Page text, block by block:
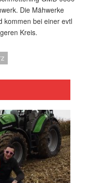
Die Mähwerke
kommen bei einer evtl
Kreis.